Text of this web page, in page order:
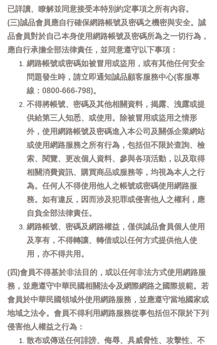
已詳讀、瞭解並同意接受本特別約定事項之所有內容。
(三)誠品會員應自行確保網路帳號及密碼之機密與安全。誠
品會員對於自己本身使用網路帳號及密碼所為之一切行為，
應自行承擔全部法律責任，並同意遵守以下事項：
網路帳號或密碼如被冒用或盜用，或有其他任何安全
問題發生時，請立即通知誠品顧客服務中心(客服專
線：0800-666-798)。
不得將帳號、密碼及其他相關資料，揭露、洩露或提
供給第三人知悉、或使用。除被冒用或盜用之情形
外，使用網路帳號及密碼進入本公司及關係企業網站
或使用網路服務之所有行為，包括但不限於查詢、檢
索、閱覽、更改個人資料、參與各項活動，以及取得
相關消費資訊、購買商品或服務等，均視為本人之行
為。任何人不得使用他人之帳號或密碼使用網路服
務。如有違反，因而涉及犯罪或侵害他人之權利，應
自負全部法律責任。
網路帳號、密碼及網路權益，僅供誠品會員個人使用
及享有，不得轉讓、轉借或以任何方式提供他人使
用，亦不得共用。
(四)會員不得基於非法目的，或以任何非法方式使用網路服
務，並應遵守中華民國相關法令及網際網路之國際規範。若
會員於中華民國領域外使用網路服務，並應遵守當地國家或
地域之法令。會員不得利用網路服務從事包括但不限於下列
侵害他人權益之行為：
散布或傳送任何誹謗、侮辱、具威脅性、攻擊性、不